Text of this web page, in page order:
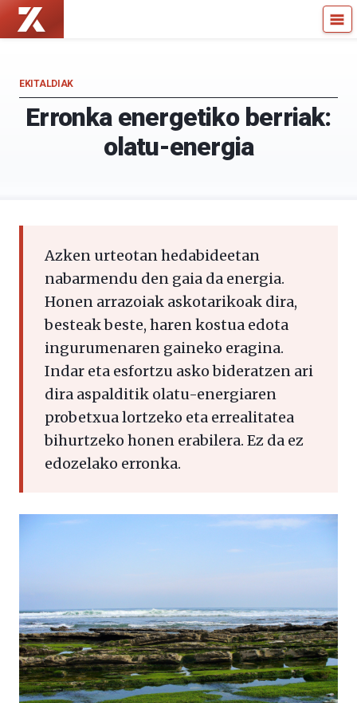
Zientzia
Kultura
Katedra
Kultura
Erronka energetiko berriak:
olatu-energia
EKITALDIAK
Azken urteotan hedabideetan
nabarmendu den gaia da energia.
Honen arrazoiak askotarikoak dira,
besteak beste, haren kostua edota
ingurumenaren gaineko eragina.
Indar eta esfortzu asko bideratzen ari
dira aspalditik olatu-energiaren
probetxua lortzeko eta errealitatea
bihurtzeko honen erabilera. Ez da ez
edozelako erronka.